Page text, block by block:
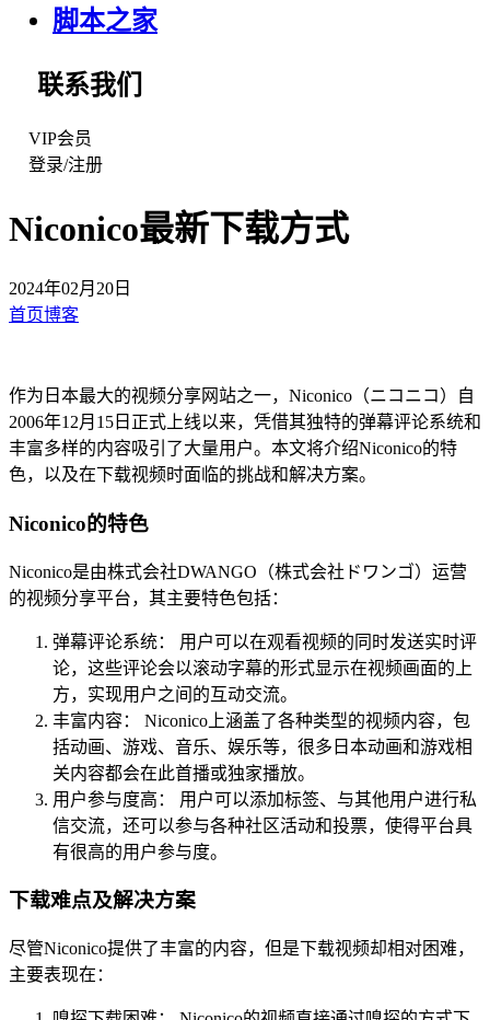
脚本之家
联系我们
VIP会员
登录/注册
Niconico最新下载方式
2024年02月20日
首页博客
作为日本最大的视频分享网站之一，Niconico（ニコニコ）自
2006年12月15日正式上线以来，凭借其独特的弹幕评论系统和
丰富多样的内容吸引了大量用户。本文将介绍Niconico的特
色，以及在下载视频时面临的挑战和解决方案。
Niconico的特色
Niconico是由株式会社DWANGO（株式会社ドワンゴ）运营
的视频分享平台，其主要特色包括：
弹幕评论系统： 用户可以在观看视频的同时发送实时评
论，这些评论会以滚动字幕的形式显示在视频画面的上
方，实现用户之间的互动交流。
丰富内容： Niconico上涵盖了各种类型的视频内容，包
括动画、游戏、音乐、娱乐等，很多日本动画和游戏相
关内容都会在此首播或独家播放。
用户参与度高： 用户可以添加标签、与其他用户进行私
信交流，还可以参与各种社区活动和投票，使得平台具
有很高的用户参与度。
下载难点及解决方案
尽管Niconico提供了丰富的内容，但是下载视频却相对困难，
主要表现在：